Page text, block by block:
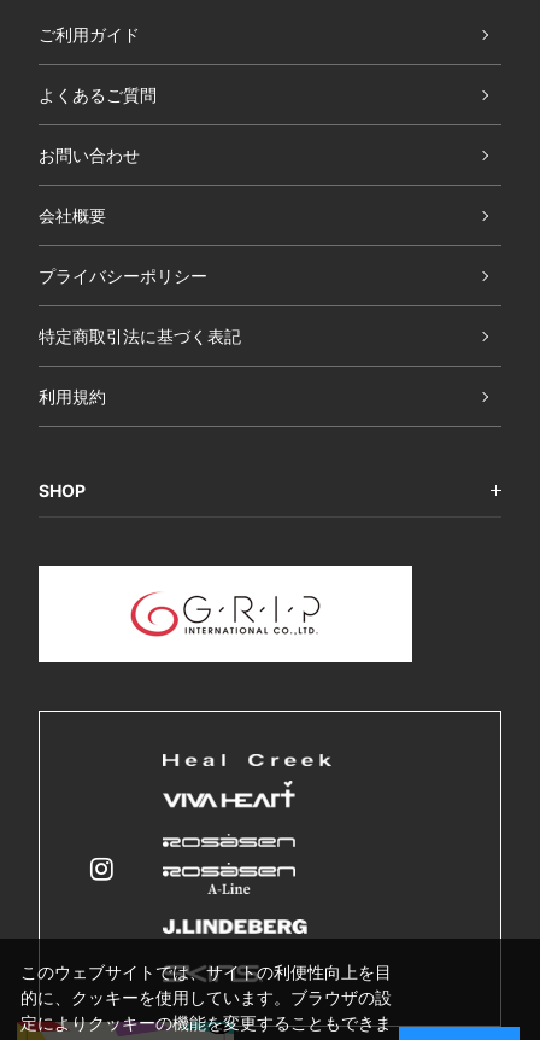
ご利用ガイド
よくあるご質問
お問い合わせ
会社概要
プライバシーポリシー
特定商取引法に基づく表記
利用規約
SHOP
このウェブサイトでは、サイトの利便性向上を目
的に、クッキーを使用しています。ブラウザの設
定によりクッキーの機能を変更することもできま